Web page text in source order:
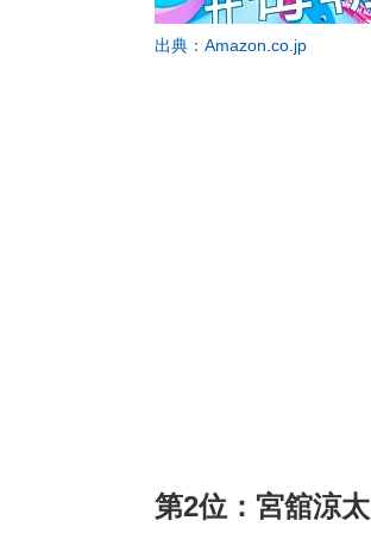
出典：Amazon.co.jp
第2位：宮舘涼太